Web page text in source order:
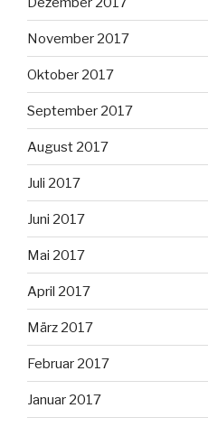
November 2017
Oktober 2017
September 2017
August 2017
Juli 2017
Juni 2017
Mai 2017
April 2017
März 2017
Februar 2017
Januar 2017